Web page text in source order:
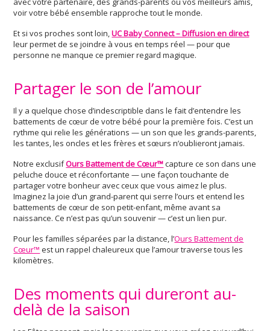
voir votre bébé ensemble rapproche tout le monde.
Et si vos proches sont loin,UC Baby Connect – Diffusion en direct
leur permet de se joindre à vous en temps réel — pour que
personne ne manque ce premier regard magique.
Partager le son de l’amour
Il y a quelque chose d’indescriptible dans le fait d’entendre les
battements de cœur de votre bébé pour la première fois. C’est un
rythme qui relie les générations — un son que les grands-parents,
les tantes, les oncles et les frères et sœurs n’oublieront jamais.
Notre exclusifOurs Battement de Cœur™capture ce son dans une
peluche douce et réconfortante — une façon touchante de
partager votre bonheur avec ceux que vous aimez le plus.
Imaginez la joie d’un grand-parent qui serre l’ours et entend les
battements de cœur de son petit-enfant, même avant sa
naissance. Ce n’est pas qu’un souvenir — c’est un lien pur.
Pour les familles séparées par la distance, l’Ours Battement de
Cœur™ est un rappel chaleureux que l’amour traverse tous les
kilomètres.
Des moments qui dureront au-
delà de la saison